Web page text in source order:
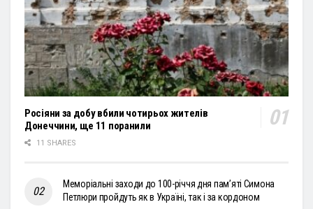
Росіяни за добу вбили чотирьох жителів
Донеччини, ще 11 поранили
11 SHARES
Меморіальні заходи до 100-річчя дня пам’яті Симона
Петлюри пройдуть як в Україні, так і за кордоном